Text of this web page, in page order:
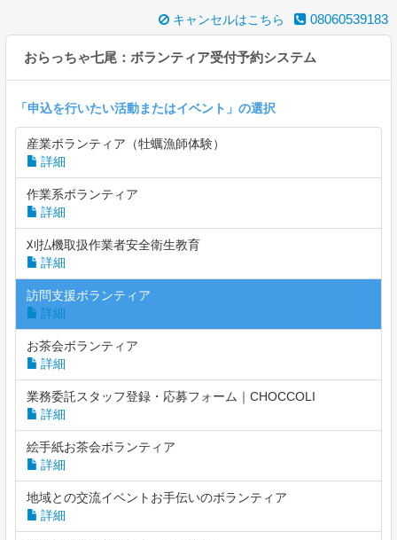
キャンセルはこちら 08060539183
おらっちゃ七尾：ボランティア受付予約システム
「申込を行いたい活動またはイベント 」の選択
産業ボランティア（牡蠣漁師体験）
詳細
作業系ボランティア
詳細
刈払機取扱作業者安全衛生教育
詳細
訪問支援ボランティア
詳細
お茶会ボランティア
詳細
業務委託スタッフ登録・応募フォーム｜CHOCCOLI
詳細
絵手紙お茶会ボランティア
詳細
地域との交流イベントお手伝いのボランティア
詳細